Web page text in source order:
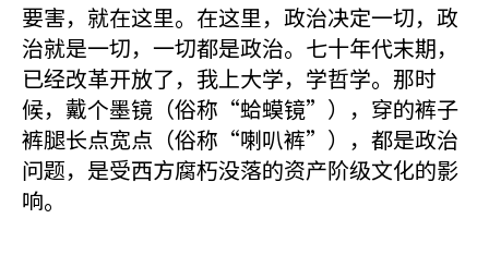
要害，就在这里。在这里，政治决定一切，政
治就是一切，一切都是政治。七十年代末期，
已经改革开放了，我上大学，学哲学。那时
候，戴个墨镜（俗称“蛤蟆镜”），穿的裤子
裤腿长点宽点（俗称“喇叭裤”），都是政治
问题，是受西方腐朽没落的资产阶级文化的影
响。